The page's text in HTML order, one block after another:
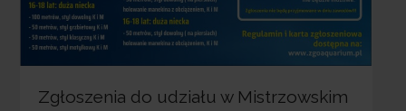
Zgłoszenia do udziału w Mistrzowskim